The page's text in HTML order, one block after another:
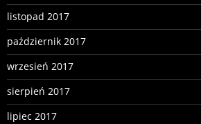
listopad 2017
październik 2017
wrzesień 2017
sierpień 2017
lipiec 2017